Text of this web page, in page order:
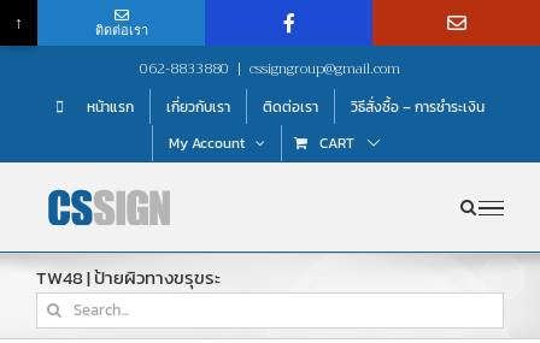
content
062-8833880 | cssigngroup@gmail.com
หน้าแรก เกี่ยวกับเรา ติดต่อเรา
วิธีสั่งซื้อ – การชำระเงิน
My Account
CART
TW48 | ป้ายผิวทางขรุขระ
Search
for:
↑ ติดต่อเรา